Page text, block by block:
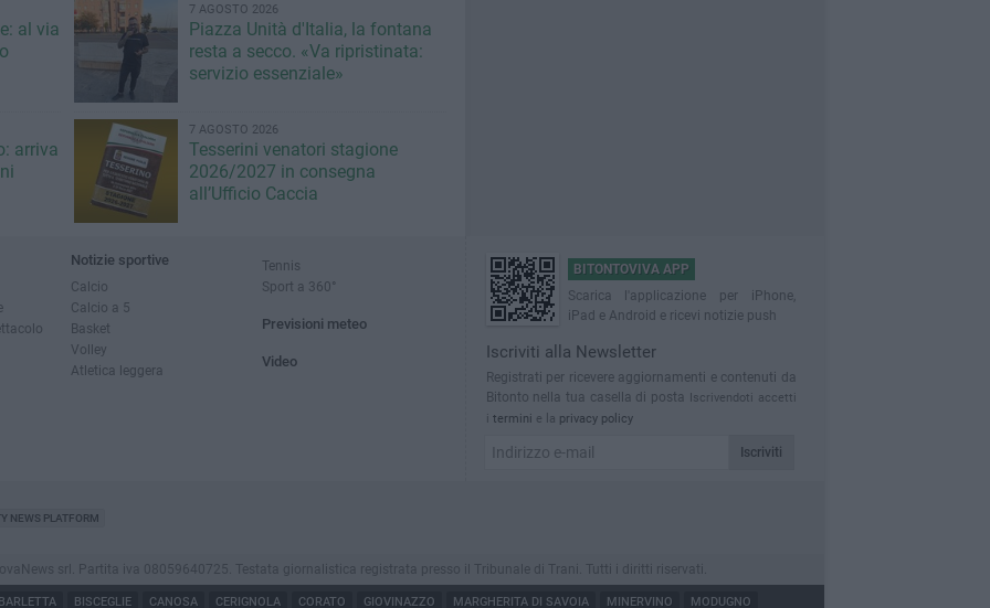
al via
7 AGOSTO 2026
Piazza Unità d'Italia, la fontana
resta a secco. «Va ripristinata:
servizio essenziale»
arriva
7 AGOSTO 2026
Tesserini venatori stagione
2026/2027 in consegna
all’Ufficio Caccia
Notizie sportive
Calcio
Calcio a 5
Basket
Volley
Atletica leggera
Tennis
Sport a 360°
Previsioni meteo
Video
BITONTOVIVA APP
Scarica l'applicazione per iPhone,
iPad e Android e ricevi notizie push
Iscriviti alla Newsletter
Registrati per ricevere aggiornamenti e contenuti da
Bitonto nella tua casella di posta Iscrivendoti accetti
i termini e la privacy policy
Iscriviti
NEWS PLATFORM
srl. Partita iva 08059640725. Testata giornalistica registrata presso il Tribunale di Trani. Tutti i diritti riservati.
BARLETTA BISCEGLIE CANOSA CERIGNOLA CORATO GIOVINAZZO MARGHERITA DI SAVOIA MINERVINO MODUGNO